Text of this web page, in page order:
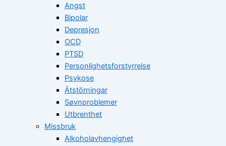
Angst
Bipolar
Depresjon
OCD
PTSD
Personlighetsforstyrrelse
Psykose
Ätstörningar
Søvnproblemer
Utbrenthet
Missbruk
Alkoholavhengighet